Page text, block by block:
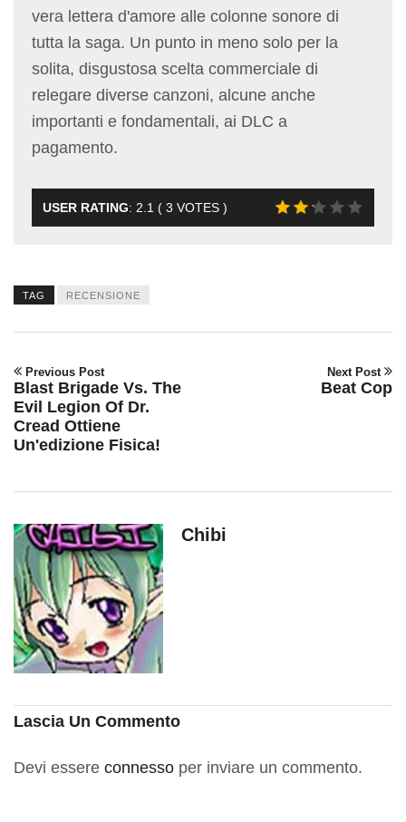
vera lettera d'amore alle colonne sonore di
tutta la saga. Un punto in meno solo per la
solita, disgustosa scelta commerciale di
relegare diverse canzoni, alcune anche
importanti e fondamentali, ai DLC a
pagamento.
USER RATING: 2.1 ( 3 VOTES )
TAG RECENSIONE
Previous Post
Blast Brigade Vs. The
Evil Legion Of Dr.
Cread Ottiene
Un'edizione Fisica!
Next Post
Beat Cop
Chibi
Lascia Un Commento
Devi essere connesso per inviare un commento.